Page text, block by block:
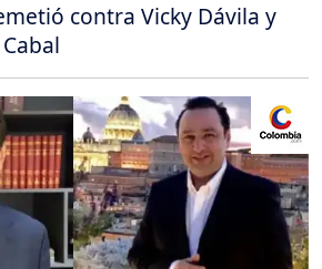
contra Vicky Dávila y